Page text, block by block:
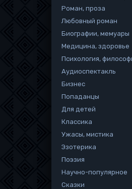
Роман, проза
Любовный роман
Биографии, мемуары
Медицина, здоровье
Психология,
Аудиоспектакль
Бизнес
Попаданцы
Для детей
Классика
Ужасы, мистика
Эзотерика
Поэзия
Научно-популярное
Сказки